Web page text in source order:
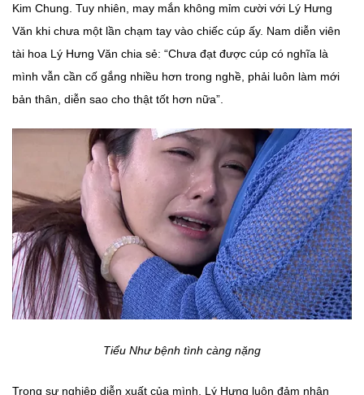
Kim Chung. Tuy nhiên, may mắn không mỉm cười với Lý Hưng
Văn khi chưa một lần chạm tay vào chiếc cúp ấy. Nam diễn viên
tài hoa Lý Hưng Văn chia sẻ: “Chưa đạt được cúp có nghĩa là
mình vẫn cần cố gắng nhiều hơn trong nghề, phải luôn làm mới
bản thân, diễn sao cho thật tốt hơn nữa”.
Tiểu Như bệnh tình càng nặng
Trong sự nghiệp diễn xuất của mình, Lý Hưng luôn đảm nhận